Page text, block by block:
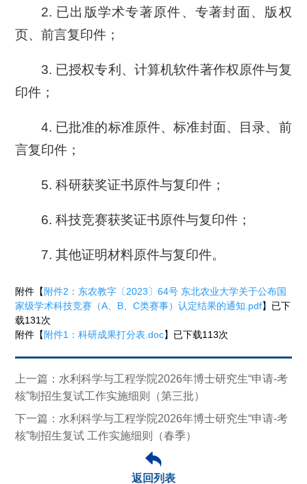
2. 已出版学术专著原件、专著封面、版权
页、前言复印件；
3. 已授权专利、计算机软件著作权原件与复
印件；
4. 已批准的标准原件、标准封面、目录、前
言复印件；
5. 科研获奖证书原件与复印件；
6. 科技竞赛获奖证书原件与复印件；
7. 其他证明材料原件与复印件。
附件【 附件2：东农教字〔2023〕64号 东北农业大学关于公布国
家级学术科技竞赛（A、B、C类赛事）认定结果的通知.pdf】已下
载131 次
附件【 附件1：科研成果打分表.doc】已下载113次
上一篇：水利科学与工程学院2026年博士研究生“申请-考
核”制招生复试工作实施细则（第三批）
下一篇：水利科学与工程学院2026年博士研究生“申请-考
核”制招生复试 工作实施细则（春季）
返回列表